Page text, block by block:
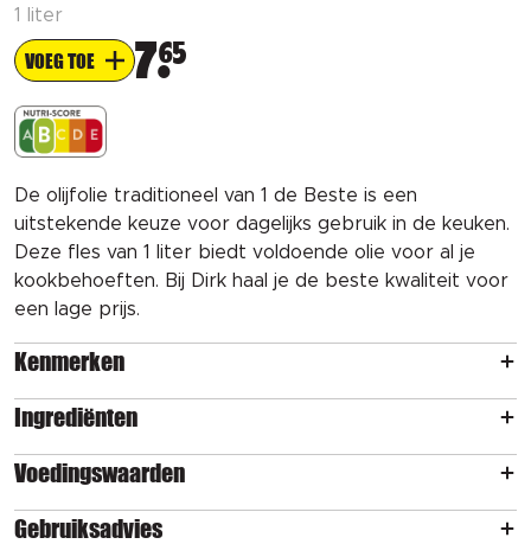
1 liter
VOEG TOE 765
De olijfolie traditioneel van 1 de Beste is een
uitstekende keuze voor dagelijks gebruik in de keuken.
Deze fles van 1 liter biedt voldoende olie voor al je
kookbehoeften. Bij Dirk haal je de beste kwaliteit voor
een lage prijs.
Kenmerken
Ingrediënten
Voedingswaarden
Gebruiksadvies